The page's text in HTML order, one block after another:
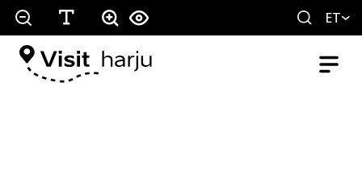
ET